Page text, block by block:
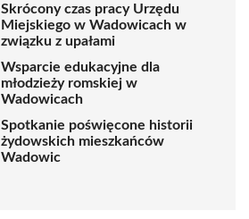
Skrócony czas pracy Urzędu
Miejskiego w Wadowicach w
związku z upałami
Wsparcie edukacyjne dla
młodzieży romskiej w
Wadowicach
Spotkanie poświęcone historii
żydowskich mieszkańców
Wadowic